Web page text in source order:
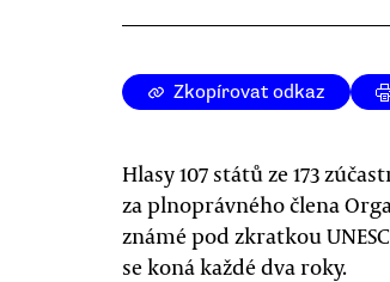
Zkopírovat odkaz
Hlasy 107 států ze 173
za plnoprávného člena
známé pod zkratkou
se koná každé dva roky.